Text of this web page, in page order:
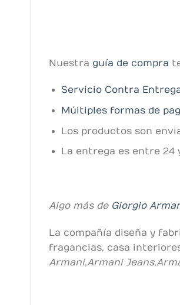
Nuestra guía de compra
Servicio Contra
Múltiples formas de
Los productos son
La entrega es entre 24
Algo más de Giorgio
La compañía diseña y
fragancias, casa
Armani,Armani Jeans,